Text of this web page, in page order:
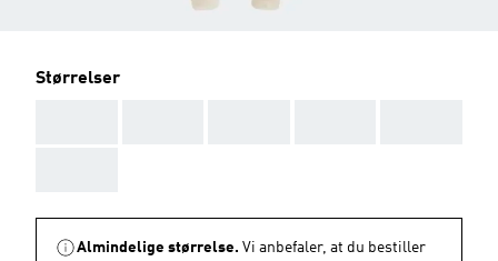
Størrelser
Almindelige størrelse. Vi anbefaler, at du bestiller